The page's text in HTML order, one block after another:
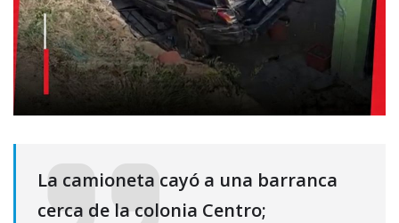
La camioneta cayó a una barranca
cerca de la colonia Centro;